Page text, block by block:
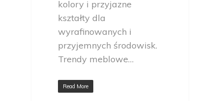
kolory i przyjazne
kształty dla
wyrafinowanych i
przyjemnych środowisk.
Trendy meblowe…
Read More